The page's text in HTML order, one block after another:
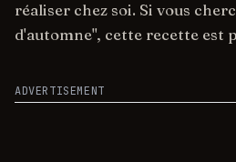
réaliser chez soi. Si vous
d'automne", cette recette est
ADVERTISEMENT